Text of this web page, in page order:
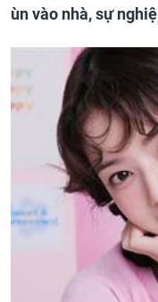
ùn vào nhà, sự